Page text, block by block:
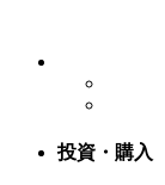
投資・購入